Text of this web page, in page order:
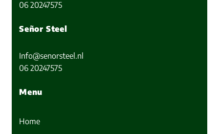
06 20247575
Señor Steel
Info@senorsteel.nl
06 20247575
Menu
Home